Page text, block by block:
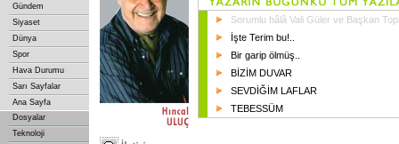
Gündem
Siyaset
Dünya
Spor
Hava Durumu
Sarı Sayfalar
Ana Sayfa
Dosyalar
Teknoloji
Sorumlu hâlâ Vali Güler ve Başkan
İşte Terim bu!..
Bir garip ölmüş..
BİZİM DUVAR
SEVDİĞİM LAFLAR
TEBESSÜM